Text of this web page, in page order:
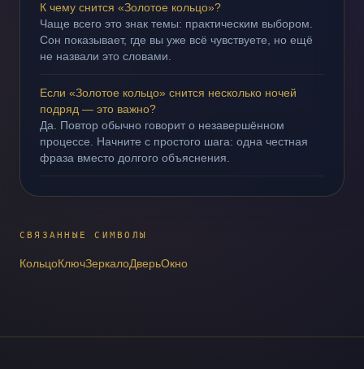
К чему снится «Золотое кольцо»?
Чаще всего это знак темы: практическим выбором.
Сон показывает, где вы уже всё чувствуете, но ещё
не назвали это словами.
Если «Золотое кольцо» снится несколько ночей
подряд — это важно?
Да. Повтор обычно говорит о незавершённом
процессе. Начните с простого шага: одна честная
фраза вместо долгого объяснения.
СВЯЗАННЫЕ СИМВОЛЫ
КольцоКлючЗеркалоДверьОкно